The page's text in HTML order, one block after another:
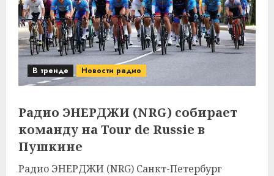
В тренде Новости радио
Радио ЭНЕРДЖИ (NRG) собирает
команду на Tour de Russie в
Пушкине
Радио ЭНЕРДЖИ (NRG) Санкт-Петербург